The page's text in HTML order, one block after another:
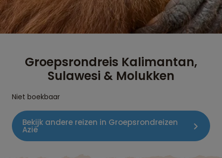
Groepsrondreis Kalimantan,
Sulawesi & Molukken
Niet boekbaar
Bekijk andere reizen in Groepsrondreizen
Azië